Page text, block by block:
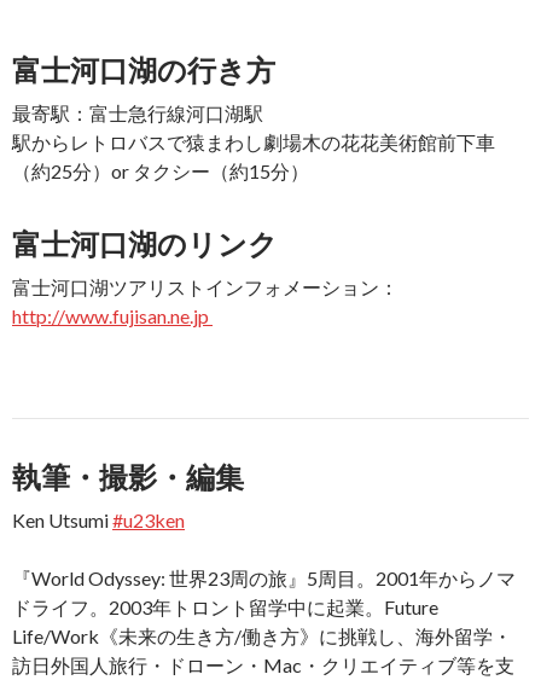
富士河口湖の行き方
最寄駅：富士急行線河口湖駅
駅からレトロバスで猿まわし劇場木の花花美術館前下車
（約25分）or タクシー（約15分）
富士河口湖のリンク
富士河口湖ツアリストインフォメーション：
http://www.fujisan.ne.jp
執筆・撮影・編集
Ken Utsumi#u23ken
『World Odyssey: 世界23周の旅』5周目。2001年からノマ
ドライフ。2003年トロント留学中に起業。Future
Life/Work《未来の生き方/働き方》に挑戦し、海外留学・
訪日外国人旅行・ドローン・Mac・クリエイティブ等を支